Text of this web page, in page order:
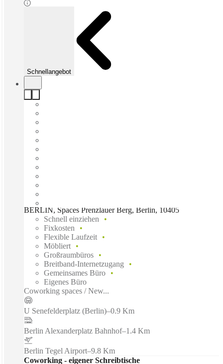
Schnellangebot
BERLIN, Spaces Prenzlauer Berg, Berlin, 10405
Schnell einziehen
Fixkosten
Flexible Laufzeit
Möbliert
Großraumbüros
Breitband-Internetzugang
Gemeinsames Büro
Eigenes Büro
Coworking spaces / New...
U Senefelderplatz (Berlin)–0.9 Km
Berlin Alexanderplatz Bahnhof–1.4 Km
Berlin Tegel Airport–9.8 Km
Coworking - eigener Schreibtische